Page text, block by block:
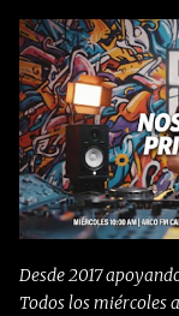
Desde 2017
Todos los miércoles